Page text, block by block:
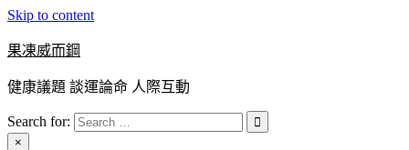
Skip to content
果凍威而鋼
健康議題 談運論命 人際互動
Search for:
×